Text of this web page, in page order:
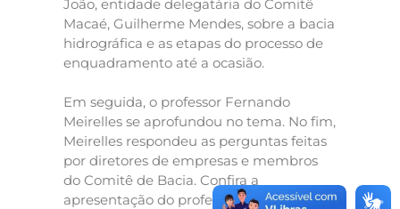
João, entidade delegatária do Comitê
Macaé, Guilherme Mendes, sobre a bacia
hidrográfica e as etapas do processo de
enquadramento até a ocasião.
Em seguida, o professor Fernando
Meirelles se aprofundou no tema. No fim,
Meirelles respondeu as perguntas feitas
por diretores de empresas e membros
do Comitê de Bacia. Confira a
apresentação do professor Fernando